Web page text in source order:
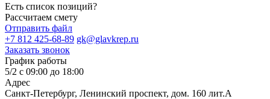
Есть список позиций?
Рассчитаем смету
Отправить файл
+7 812 425-68-89 gk@glavkrep.ru
Заказать звонок
График работы
5/2 с 09:00 до 18:00
Адрес
Санкт-Петербург, Ленинский проспект, дом. 160 лит.А